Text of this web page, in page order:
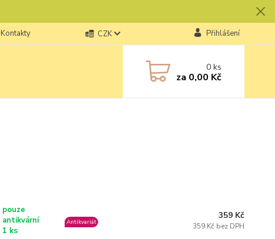
Kontakty CZK Přihlášení
0ks
za 0,00 Kč
pouze
antikvární
1 ks
Antikvariát
359 Kč
359 Kč bez DPH